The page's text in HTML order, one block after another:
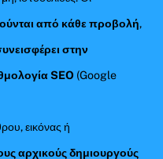
από κάθε προβολή,
στην
SEO (Google
εικόνας ή
αρχικούς δημιουργούς